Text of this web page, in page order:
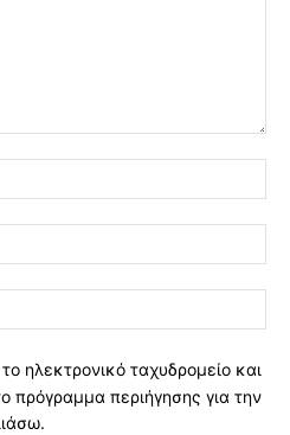
ηλεκτρονικό ταχυδρομείο και
πρόγραμμα περιήγησης για την